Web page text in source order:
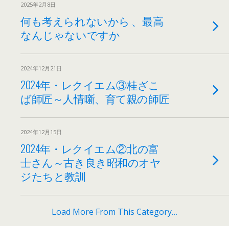
2025年2月8日
何も考えられないから 、最高
なんじゃないですか
2024年12月21日
2024年・レクイエム③桂ざこ
ば師匠～人情噺、育て親の師匠
2024年12月15日
2024年・レクイエム②北の富
士さん～古き良き昭和のオヤ
ジたちと教訓
Load More From This Category…